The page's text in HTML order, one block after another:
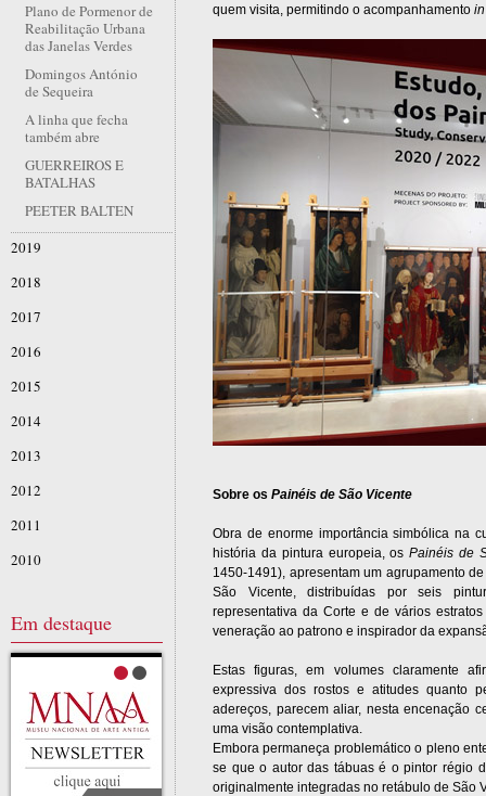
quem visita, permitindo o acompanhamento
Sobre os Painéis de São Vicente
Obra de enorme importância simbólica na
história da pintura europeia, osPainéis de
1450-1491), apresentam um agrupamento
São Vicente, distribuídas por seis
representativa da Corte e de vários
veneração ao patrono e inspirador da
Estas figuras, em volumes claramente
expressiva dos rostos e atitudes quanto
adereços, parecem aliar, nesta encenação
uma visão contemplativa.
Embora permaneça problemático o pleno
se que o autor das tábuas é o pintor régio
originalmente integradas no retábulo de São
Plano de Pormenor de
Reabilitação Urbana
das Janelas Verdes
Domingos António
de Sequeira
A linha que fecha
também abre
GUERREIROS E
BATALHAS
PEETER BALTEN
2019
2018
2017
2016
2015
2014
2013
2012
2011
2010
Em destaque